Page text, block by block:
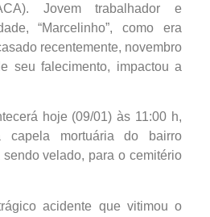
Jovem trabalhador e
“Marcelinho”, como era
recentemente, novembro
seu falecimento, impactou a
hoje (09/01) às 11:00 h,
mortuária do bairro
sendo velado, para o cemitério
acidente que vitimou o